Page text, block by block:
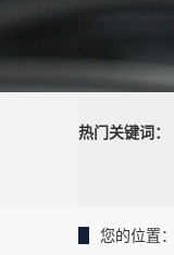
热门关键词：
您的位置：